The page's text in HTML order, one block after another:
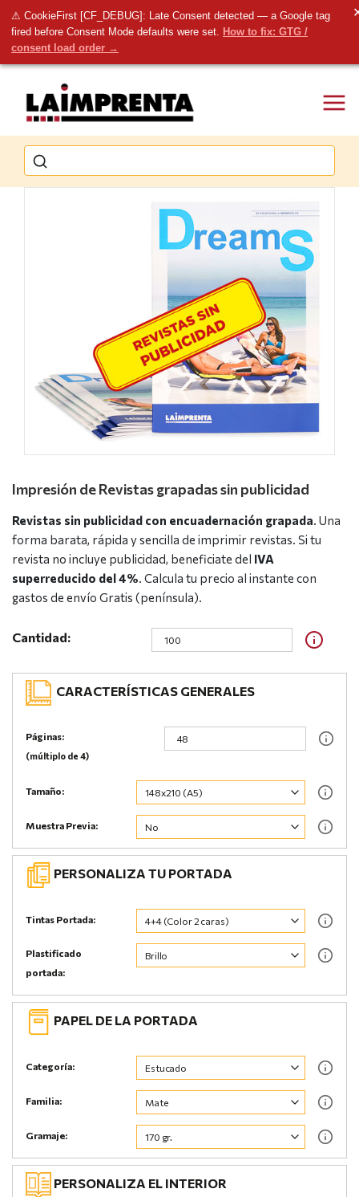
⚠ CookieFirst [CF_DEBUG]: Late Consent detected — a Google tag
fired before Consent Mode defaults were set. How to fix: GTG /
consent load order →
Impresión de Revistas grapadas sin publicidad
Revistas sin publicidad con encuadernación grapada. Una
forma barata, rápida y sencilla de imprimir revistas. Si tu
revista no incluye publicidad, beneficiate del IVA
superreducido del 4%. Calcula tu precio al instante con
gastos de envío Gratis (península).
Cantidad:
CARACTERÍSTICAS GENERALES
Páginas:
(múltiplo de 4)
Tamaño:
Muestra Previa:
PERSONALIZA TU PORTADA
Tintas Portada:
Plastificado
portada:
PAPEL DE LA PORTADA
Categoría:
Familia:
Gramaje:
PERSONALIZA EL INTERIOR